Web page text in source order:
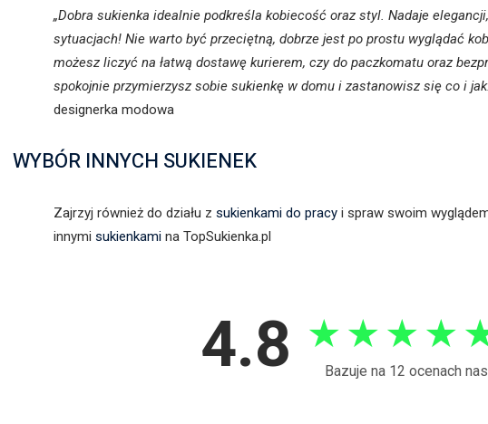
„Dobra sukienka idealnie podkreśla kobiecość oraz styl. Nadaje
sytuacjach! Nie warto być przeciętną, dobrze jest po prostu wyglądać
możesz liczyć na łatwą dostawę kurierem, czy do paczkomatu oraz
spokojnie przymierzysz sobie sukienkę w domu i zastanowisz się co i
designerka modowa
WYBÓR INNYCH SUKIENEK
Zajrzyj również do działu z sukienkami do pracy i spraw swoim
innymi sukienkami na TopSukienka.pl
4.8 ★ ★ ★ ★
Bazuje na 12 ocenach